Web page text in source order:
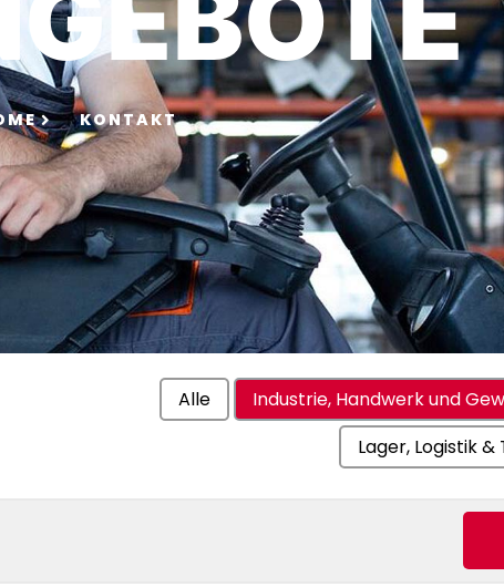
KONTAKT
Alle Industrie, Handwerk und
Lager, Logistik